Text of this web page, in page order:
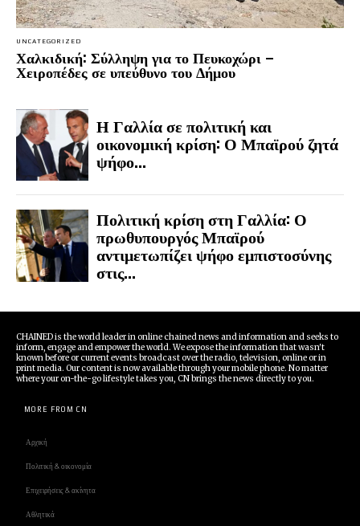
UNCATEGORIZED
Χαλκιδική: Σύλληψη για το Πευκοχώρι –
Χειροπέδες σε υπεύθυνο του Δήμου
Η Γαλλία σε πολιτική και
οικονομική κρίση: Ο Μπαϊρού ζητά
ψήφο...
Πολιτική κρίση στη Γαλλία: Ο
πρωθυπουργός Μπαϊρού
αντιμετωπίζει ψήφο εμπιστοσύνης
στις...
CHAINED is the world leader in online chained news and information and seeks to
inform, engage and empower the world. We expose the information that wasn't
known before or current events broadcast over the radio, television, online or in
print media. Our content is now available through your mobile phone. No matter
where your on-the-go lifestyle takes you, CN brings the news directly to you.
MORE FROM CN
Αρχική
Πολιτική & οικονομία
Επιχειρήσεις & ακίνητα
Αθλητικά